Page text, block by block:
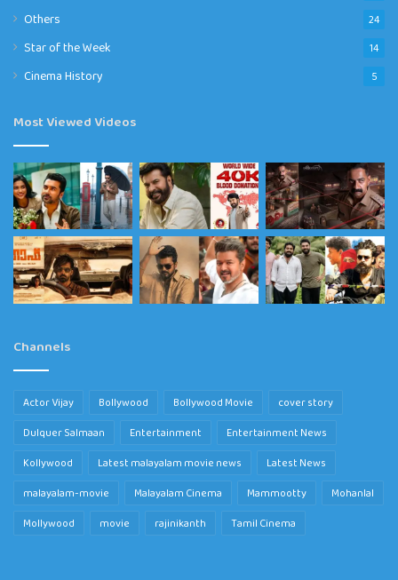
Others 24
Star of the Week 14
Cinema History 5
Most Viewed Videos
Channels
Actor Vijay Bollywood Bollywood Movie
cover story
Dulquer Salmaan
Entertainment
Entertainment News
Kollywood
Latest malayalam movie news
Latest News
malayalam-movie
Malayalam Cinema Mammootty
Mohanlal
Mollywood
movie rajinikanth Tamil Cinema